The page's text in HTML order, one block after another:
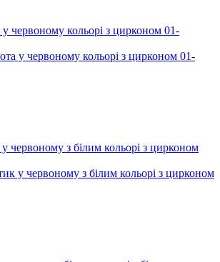
у червоному кольорі з цирконом 01-
у червоному з білим кольорі з цирконом